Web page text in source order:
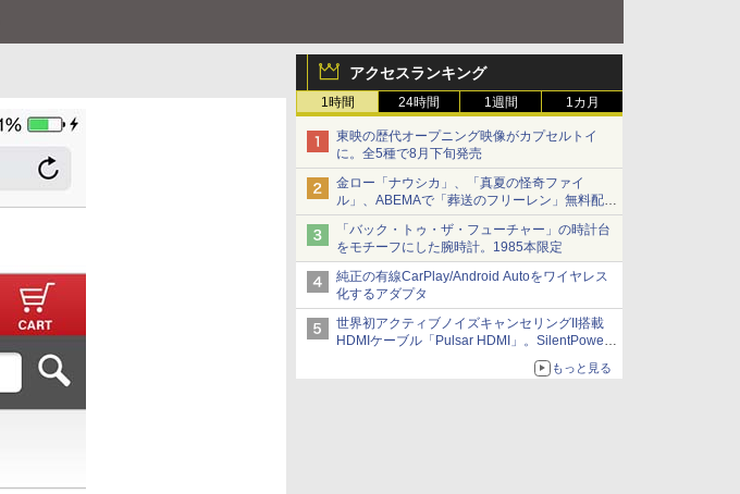
アクセスランキング
1時間 24時間 1週間 1カ月
東映の歴代オープニング映像がカプセルトイ
に。全5種で8月下旬発売
金ロー「ナウシカ」、「真夏の怪奇ファイ
ル」、ABEMAで「葬送のフリーレン」無料配信
など。夏の特番・配信情報
「バック・トゥ・ザ・フューチャー」の時計台
をモチーフにした腕時計。1985本限定
純正の有線CarPlay/Android Autoをワイヤレス
化するアダプタ
世界初アクティブノイズキャンセリングII搭載
HDMIケーブル「Pulsar HDMI」。SilentPower
もっと見る